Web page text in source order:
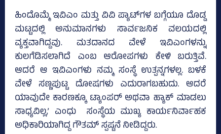
ಹಿಂದೊಮ್ಮೆ ಇವಿಎಂ ಮತ್ತು ವಿವಿ ಪ್ಯಾಟ್‌ಗಳ ಬಗ್ಗೆಯೂ ದೊಡ್ಡ
ಮಟ್ಟದಲ್ಲಿ ಅನುಮಾನಗಳು ಸಾರ್ವಜನಿಕ ವಲಯದಲ್ಲಿ
ವ್ಯಕ್ತವಾಗಿದ್ದವು. ಮತದಾನದ ವೇಳೆ ಇವಿಎಂಗಳನ್ನು
ಕುಲಗೆಡಿಸಲಾಗಿದೆ ಎಂಬ ಆರೋಪಗಳು ಕೇಳಿ ಬರುತ್ತಿವೆ.
ಆದರೆ ಆ ಇವಿಎಂಗಳು ನಮ್ಮ ಸಂಸ್ಥೆ ಉತ್ಪನ್ನಗಳಲ್ಲ. ಬಳಕೆ
ವೇಳೆ ಸಣ್ಣಪುಟ್ಟ ದೋಷಗಳು ಎದುರಾಗಬಹುದು. ಆದರೆ
ಯಾವುದೇ ಕಾರಣಕ್ಕೂ ಟ್ಯಾಂಪರ್‌ ಅಥವಾ ಹ್ಯಾಕ್‌ ಮಾಡಲು
ಸಾಧ್ಯವಿಲ್ಲ,’ ಎಂಧು ಸಂಸ್ಥೆಯ ಮುಖ್ಯ ಕಾರ್ಯನಿರ್ವಾಹಕ
ಅಧಿಕಾರಿಯಾಗಿದ್ದ ಗೌತಮ್‌ ಸ್ಪಷ್ಟನೆ ನೀಡಿದ್ದರು.